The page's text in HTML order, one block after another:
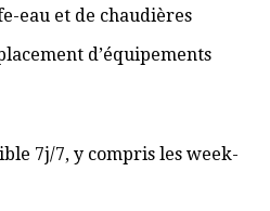
eau et de chaudières
d’équipements
7j/7, y compris les week-